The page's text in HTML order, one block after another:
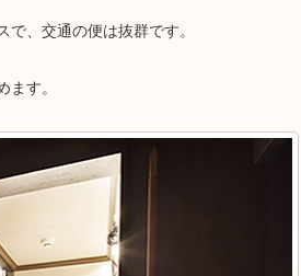
、交通の便は抜群です。
す。